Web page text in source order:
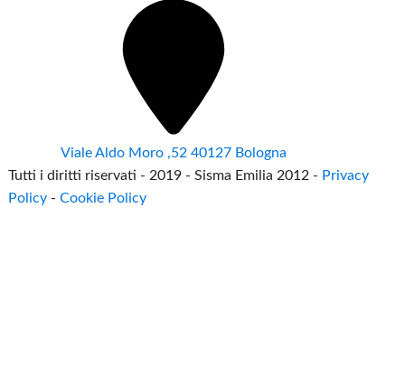
Viale Aldo Moro ,52 40127 Bologna
Tutti i diritti riservati - 2019 - Sisma Emilia 2012 - Privacy
Policy -Cookie Policy